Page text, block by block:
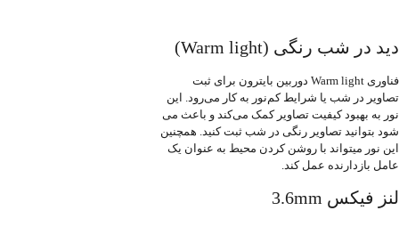
دید در شب رنگی (Warm light)
فناوری Warm light دوربین بایترون برای ثبت
تصاویر در شب یا شرایط کم‌نور به کار می‌رود. این
نور به بهبود کیفیت تصاویر کمک می‌کند و باعث می
شود بتوانید تصاویر رنگی در شب ثبت کنید. همچنین
این نور میتواند با روشن کردن محیط به عنوان یک
عامل بازدارنده عمل کند.
لنز فیکس 3.6mm